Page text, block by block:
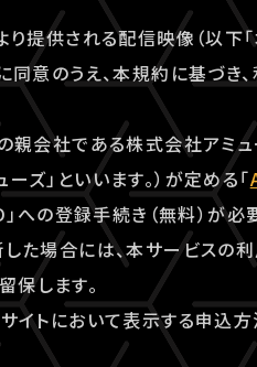
提供される配信映像（以下
同意のうえ、本規約に基づ
会社である株式会社アミュ
ズ」といいます。）が定める「
への登録手続き（無料）が必
場合には、本サービスの利
します。
トにおいて表示する申込